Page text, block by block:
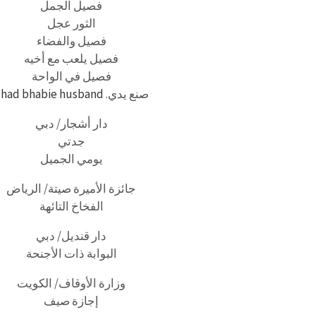
فصيل الجمل
الثور عجل
فصيل والفضاء
فصيل يلعب مع أخيه
فصيل في الواحة
صنع يدي.bhabie husband
دار أشجار/ دبي
جدتي
يومي الجميل
جائزة الأميرة صيتة/ الرياض
الفخاخ التائهة
دار قنديل/ دبي
البوابة ذات الأجنحة
وزارة الأوقاف/ الكويت
إجازة صيف